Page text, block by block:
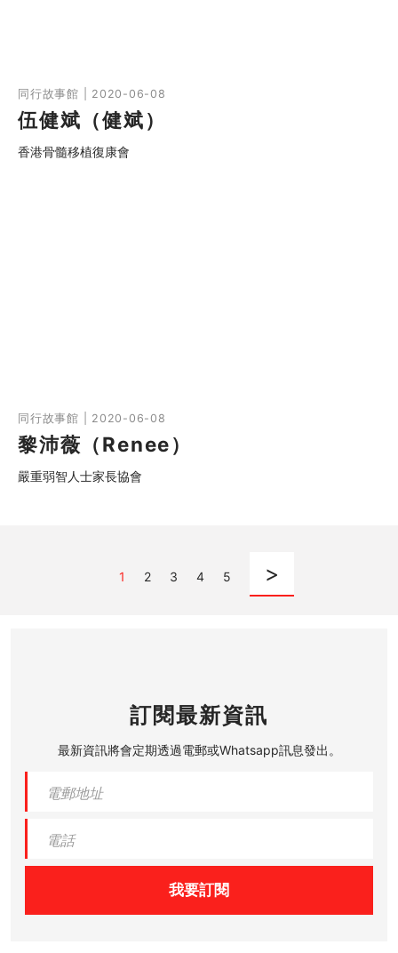
同行故事館 | 2020-06-08
伍健斌（健斌）
香港骨髓移植復康會
同行故事館 | 2020-06-08
黎沛薇（Renee）
嚴重弱智人士家長協會
1 2 3 4 5 >
訂閱最新資訊
最新資訊將會定期透過電郵或Whatsapp訊息發出。
我要訂閱